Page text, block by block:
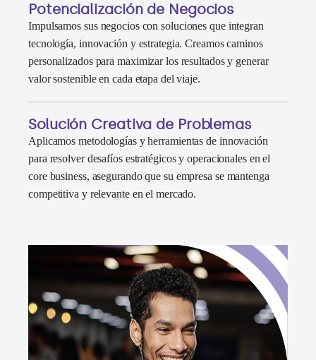
Potencialización de Negocios
Impulsamos sus negocios con soluciones que integran
tecnología, innovación y estrategia. Creamos caminos
personalizados para maximizar los resultados y generar
valor sostenible en cada etapa del viaje.
Solución Creativa de Problemas
Aplicamos metodologías y herramientas de innovación
para resolver desafíos estratégicos y operacionales en el
core business, asegurando que su empresa se mantenga
competitiva y relevante en el mercado.